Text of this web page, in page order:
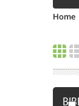
Home